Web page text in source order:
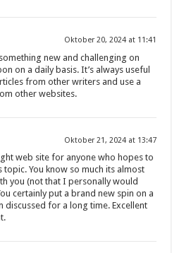
Oktober 20, 2024 at 11:41
new and challenging on
on a daily basis. It’s always useful
from other writers and use a
other websites.
Oktober 21, 2024 at 13:47
web site for anyone who hopes to
You know so much its almost
you (not that I personally would
certainly put a brand new spin on a
discussed for a long time. Excellent